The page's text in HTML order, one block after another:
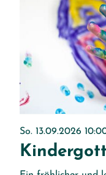
So. 13.09.2026